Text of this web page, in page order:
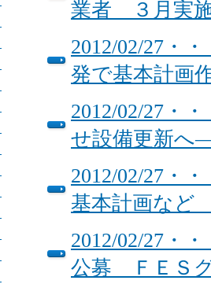
業者 ３月実
2012/02/27・
発で基本計画
2012/02/27・
せ設備更新へ
2012/02/27・
基本計画など
2012/02/27・
公募 ＦＥＳ